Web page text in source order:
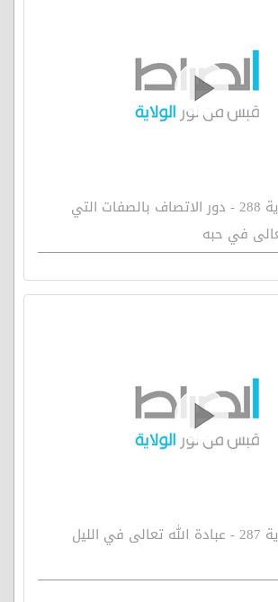
مصباح الهداية 288 - دور الاتصاف بالصفات التي
في حبه
مصباح الهداية 287 - عبادة الله تعالى في الليل